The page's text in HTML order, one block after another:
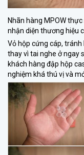
Nhãn hàng MPOW
nhận diện thương hiệu
Vỏ hộp cứng cáp,
thay vì tai nghe ở ngay
khách hàng đập hộp
nghiệm khá thú vị và